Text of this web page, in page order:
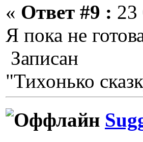
« Ответ #9 : 23
Я пока не
Записан
"Тихонько